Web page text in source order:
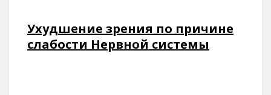
Ухудшение зрения по причине
слабости Нервной системы